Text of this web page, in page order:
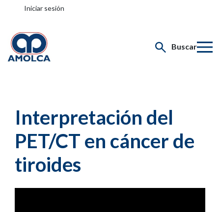
Iniciar sesión
Buscar
Interpretación del
PET/CT en cáncer de
tiroides